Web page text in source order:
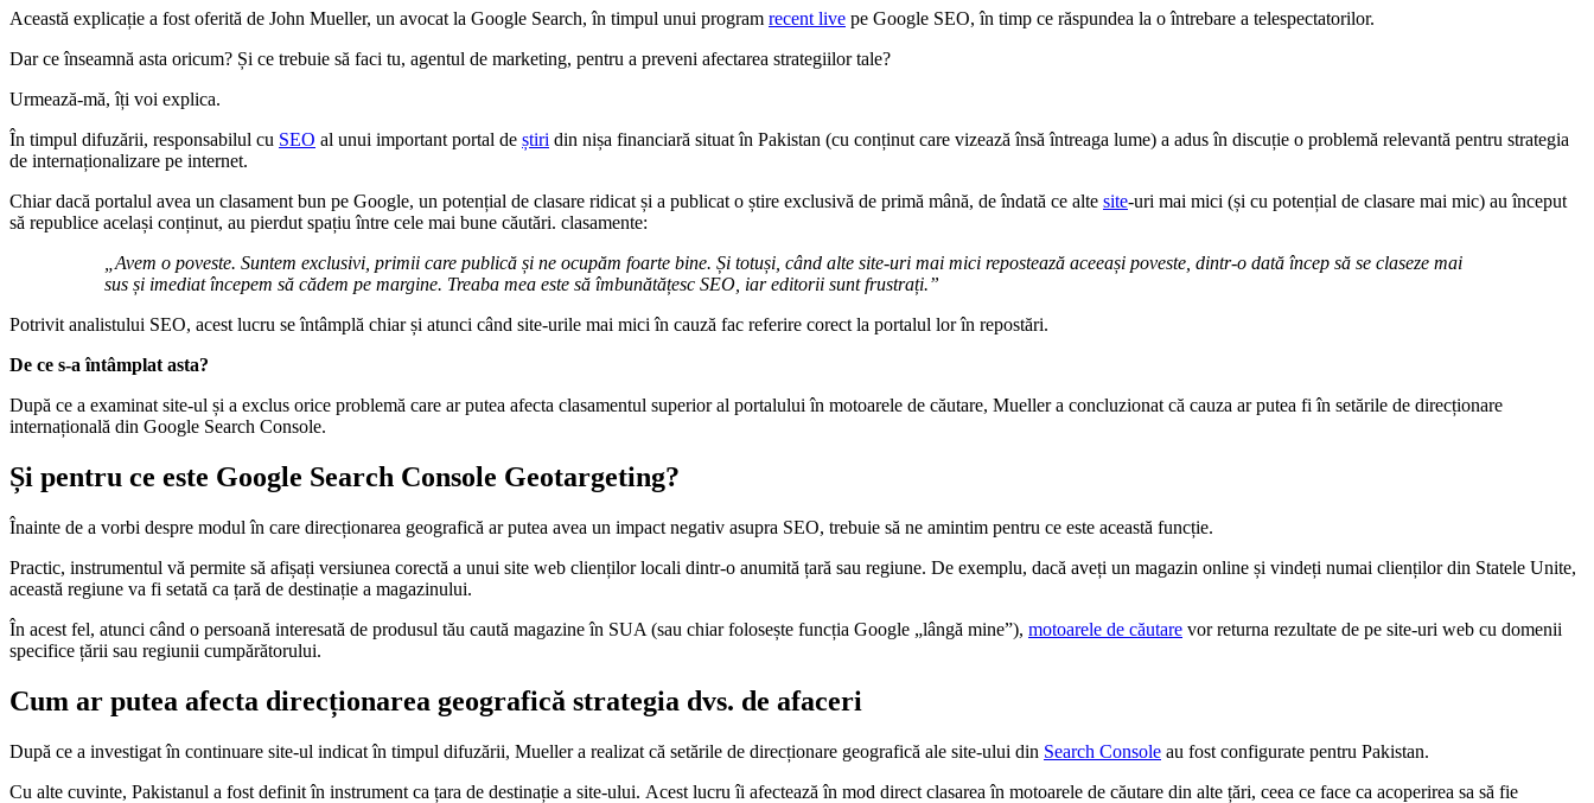
Această explicație a fost oferită de John Mueller, un avocat la Google Search, în timpul unui program recent live pe Google SEO, în timp ce răspundea la o întrebare a telespectatorilor.
Dar ce înseamnă asta oricum? Și ce trebuie să faci tu, agentul de marketing, pentru a preveni afectarea strategiilor tale?
Urmează-mă, îți voi explica.
În timpul difuzării, responsabilul cu SEO al unui important portal de știri din nișa financiară situat în Pakistan (cu conținut care vizează însă întreaga lume) a adus în discuție o problemă relevantă pentru strategia
de internaționalizare pe internet.
Chiar dacă portalul avea un clasament bun pe Google, un potențial de clasare ridicat și a publicat o știre exclusivă de primă mână, de îndată ce alte site-uri mai mici (și cu potențial de clasare mai mic) au început
să republice același conținut, au pierdut spațiu între cele mai bune căutări. clasamente:
„Avem o poveste. Suntem exclusivi, primii care publică și ne ocupăm foarte bine. Și totuși, când alte site-uri mai mici repostează aceeași poveste, dintr-o dată încep să se claseze mai
sus și imediat începem să cădem pe margine. Treaba mea este să îmbunătățesc SEO, iar editorii sunt frustrați.”
Potrivit analistului SEO, acest lucru se întâmplă chiar și atunci când site-urile mai mici în cauză fac referire corect la portalul lor în repostări.
De ce s-a întâmplat asta?
După ce a examinat site-ul și a exclus orice problemă care ar putea afecta clasamentul superior al portalului în motoarele de căutare, Mueller a concluzionat că cauza ar putea fi în setările de direcționare
internațională din Google Search Console.
Și pentru ce este Google Search Console Geotargeting?
Înainte de a vorbi despre modul în care direcționarea geografică ar putea avea un impact negativ asupra SEO, trebuie să ne amintim pentru ce este această funcție.
Practic, instrumentul vă permite să afișați versiunea corectă a unui site web clienților locali dintr-o anumită țară sau regiune. De exemplu, dacă aveți un magazin online și vindeți numai clienților din Statele Unite,
această regiune va fi setată ca țară de destinație a magazinului.
În acest fel, atunci când o persoană interesată de produsul tău caută magazine în SUA (sau chiar folosește funcția Google „lângă mine”), motoarele de căutare vor returna rezultate de pe site-uri web cu domenii
specifice țării sau regiunii cumpărătorului.
Cum ar putea afecta direcționarea geografică strategia dvs. de afaceri
După ce a investigat în continuare site-ul indicat în timpul difuzării, Mueller a realizat că setările de direcționare geografică ale site-ului din Search Console au fost configurate pentru Pakistan.
Cu alte cuvinte, Pakistanul a fost definit în instrument ca țara de destinație a site-ului. Acest lucru îi afectează în mod direct clasarea în motoarele de căutare din alte țări, ceea ce face ca acoperirea sa să fie